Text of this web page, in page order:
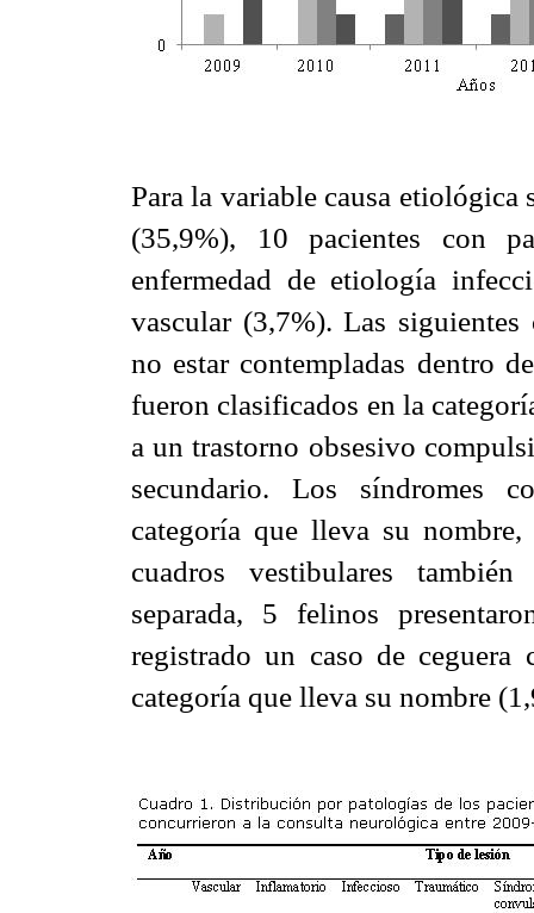
Para la variable causa
(35,9%), 10 pacientes con
enfermedad de etiología
vascular (3,7%). Las
no estar contempladas dentro
fueron clasificados en la
a un trastorno obsesivo
secundario. Los síndromes
categoría que lleva su
cuadros vestibulares
separada, 5 felinos
registrado un caso de
categoría que lleva su nombre